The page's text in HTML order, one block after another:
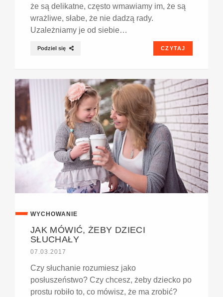
że są delikatne, często wmawiamy im, że są
wrażliwe, słabe, że nie dadzą rady.
Uzależniamy je od siebie…
Podziel się CZYTAJ
WYCHOWANIE
JAK MÓWIĆ, ŻEBY DZIECI
SŁUCHAŁY
07.03.2017
Czy słuchanie rozumiesz jako
posłuszeństwo? Czy chcesz, żeby dziecko po
prostu robiło to, co mówisz, że ma zrobić?